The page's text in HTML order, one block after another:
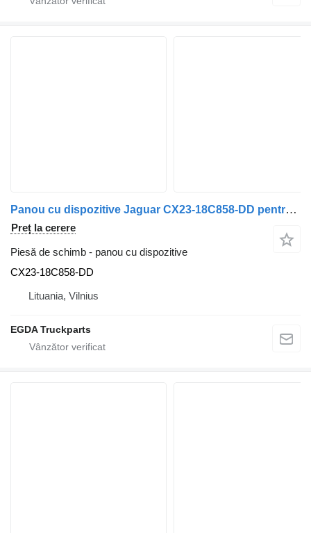
Panou cu dispozitive Jaguar CX23-18C858-DD pentru automobil Jaguar XF250
Preț la cerere
Piesă de schimb - panou cu dispozitive
CX23-18C858-DD
Lituania, Vilnius
EGDA Truckparts